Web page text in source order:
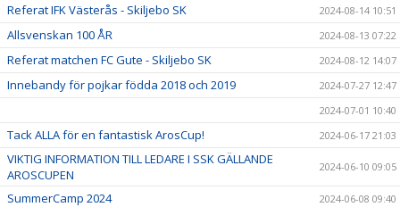
Referat IFK Västerås - Skiljebo SK 2024-08-14 10:51
Allsvenskan 100 ÅR 2024-08-13 07:22
Referat matchen FC Gute - Skiljebo SK 2024-08-12 14:07
Innebandy för pojkar födda 2018 och 2019
2024-07-27 12:47
2024-07-01 10:40
Tack ALLA för en fantastisk ArosCup! 2024-06-17 21:03
VIKTIG INFORMATION TILL LEDARE I SSK GÄLLANDE
AROSCUPEN
2024-06-10 09:05
SummerCamp 2024 2024-06-08 09:40